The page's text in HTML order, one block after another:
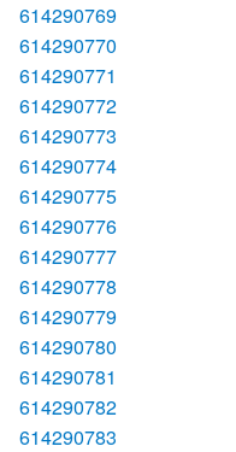
614290769
614290770
614290771
614290772
614290773
614290774
614290775
614290776
614290777
614290778
614290779
614290780
614290781
614290782
614290783